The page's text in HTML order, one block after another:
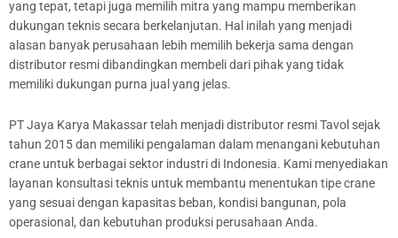
yang tepat, tetapi juga memilih mitra yang mampu memberikan
dukungan teknis secara berkelanjutan. Hal inilah yang menjadi
alasan banyak perusahaan lebih memilih bekerja sama dengan
distributor resmi dibandingkan membeli dari pihak yang tidak
memiliki dukungan purna jual yang jelas.
PT Jaya Karya Makassar telah menjadi distributor resmi Tavol sejak
tahun 2015 dan memiliki pengalaman dalam menangani kebutuhan
crane untuk berbagai sektor industri di Indonesia. Kami menyediakan
layanan konsultasi teknis untuk membantu menentukan tipe crane
yang sesuai dengan kapasitas beban, kondisi bangunan, pola
operasional, dan kebutuhan produksi perusahaan Anda.